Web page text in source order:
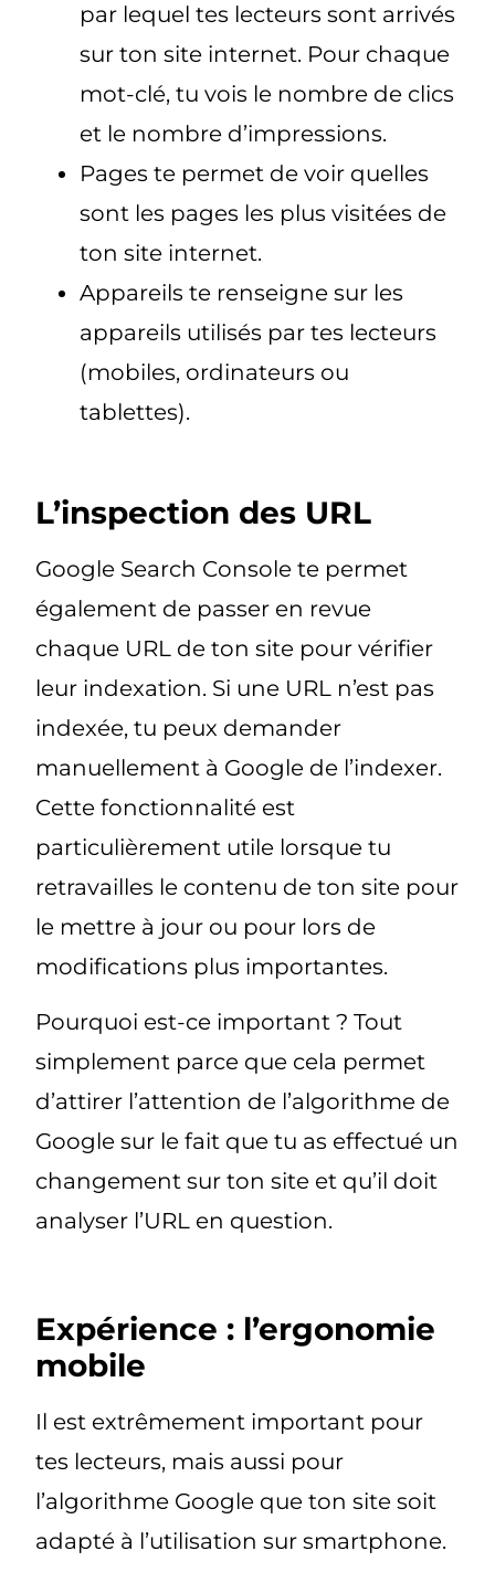
par lequel tes lecteurs sont arrivés
sur ton site internet. Pour chaque
mot-clé, tu vois le nombre de clics
et le nombre d’impressions.
Pages te permet de voir quelles
sont les pages les plus visitées de
ton site internet.
Appareils te renseigne sur les
appareils utilisés par tes lecteurs
(mobiles, ordinateurs ou
tablettes).
L’inspection des URL
Google Search Console te permet
également de passer en revue
chaque URL de ton site pour vérifier
leur indexation. Si une URL n’est pas
indexée, tu peux demander
manuellement à Google de l’indexer.
Cette fonctionnalité est
particulièrement utile lorsque tu
retravailles le contenu de ton site pour
le mettre à jour ou pour lors de
modifications plus importantes.
Pourquoi est-ce important ? Tout
simplement parce que cela permet
d’attirer l’attention de l’algorithme de
Google sur le fait que tu as effectué un
changement sur ton site et qu’il doit
analyser l’URL en question.
Expérience : l’ergonomie
mobile
Il est extrêmement important pour
tes lecteurs, mais aussi pour
l’algorithme Google que ton site soit
adapté à l’utilisation sur smartphone.